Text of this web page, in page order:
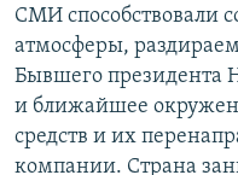
СМИ способствовали
атмосферы,
Бывшего президента
и ближайшее
средств и их
компании. Страна